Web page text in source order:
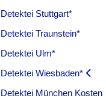
Detektei Stuttgart*
Detektei Traunstein*
Detektei Ulm*
Detektei Wiesbaden*
Detektei München Kosten